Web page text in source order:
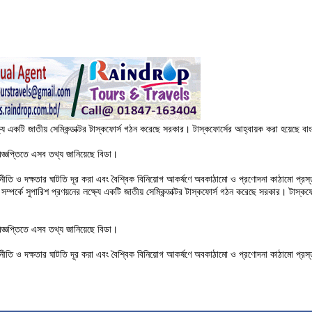
একটি জাতীয় সেমিকন্ডাক্টর টাস্কফোর্স গঠন করেছে সরকার। টাস্কফোর্সের আহ্বায়ক করা হয়েছে
এসব তথ্য জানিয়েছে বিডা।
ও দক্ষতার ঘাটতি দূর করা এবং বৈশ্বিক বিনিয়োগ আকর্ষণে অবকাঠামো ও প্রণোদনা কাঠামো
সুপারিশ প্রণয়নের লক্ষ্যে একটি জাতীয় সেমিকন্ডাক্টর টাস্কফোর্স গঠন করেছে সরকার।
এসব তথ্য জানিয়েছে বিডা।
ও দক্ষতার ঘাটতি দূর করা এবং বৈশ্বিক বিনিয়োগ আকর্ষণে অবকাঠামো ও প্রণোদনা কাঠামো